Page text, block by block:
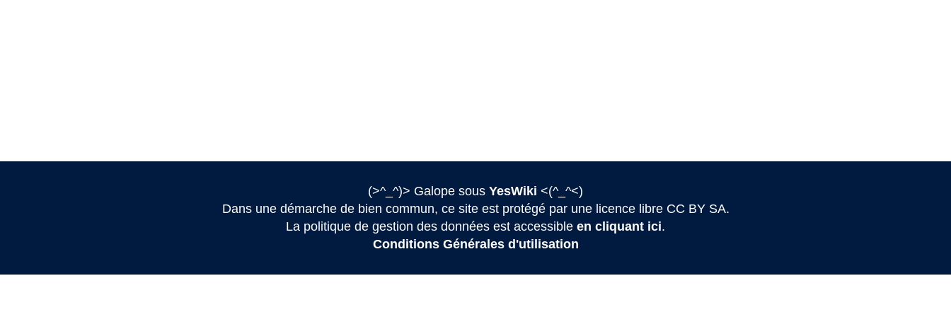
(>^_^)> Galope sous YesWiki <(^_^<)
Dans une démarche de bien commun, ce site est protégé par une licence libre CC BY SA.
La politique de gestion des données est accessible en cliquant ici.
Conditions Générales d'utilisation